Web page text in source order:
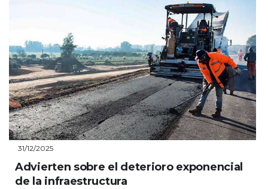
31/12/2025
Advierten sobre el deterioro exponencial
de la infraestructura